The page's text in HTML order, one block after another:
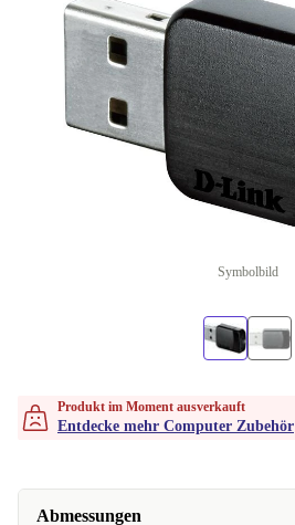
Symbolbild
Produkt im Moment ausverkauft
Entdecke mehr Computer Zubehör
Abmessungen